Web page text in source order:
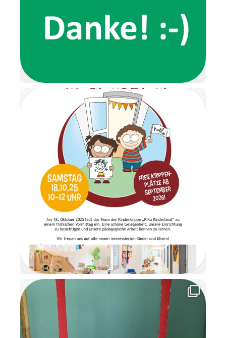
der Wichtelbrunch. Schon im
Eingangsbereich wartete eine
Nachricht der beiden Wichtel
und forderte die Kinder dazu
Mit stimmungsvoller
Weihnachtsmusik wurden alle
Kinder herzlich begrüßt.
Gemeinsam frühstückten wir
in ruhiger und gemütlicher
Atmosphäre. Anschließend
wartete ein Geschenketisch,
an dem die Überraschungen
im Morgenkreis gemeinsam
ausgepackt wurden. Es war
ein Moment voller Staunen
und Freude. Am letzten Tag
der Wichtelzeit
verabschiedeten sich die
Wichtel mit einem
Abschiedsbrief. Sie bedankten
sich für die schöne
gemeinsame Zeit und
versprachen den Kindern, im
nächsten Jahr
wiederzukommen. Die
Wichtelzeit war für alle eine
besondere, magische Zeit
voller Kreativität,
Gemeinschaft und
weihnachtlicher Vorfreude, an
die wir uns noch lange
erinnern werden.